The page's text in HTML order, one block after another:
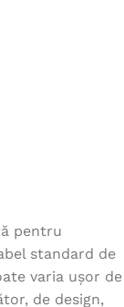
pentru
standard de
varia ușor de
de design,